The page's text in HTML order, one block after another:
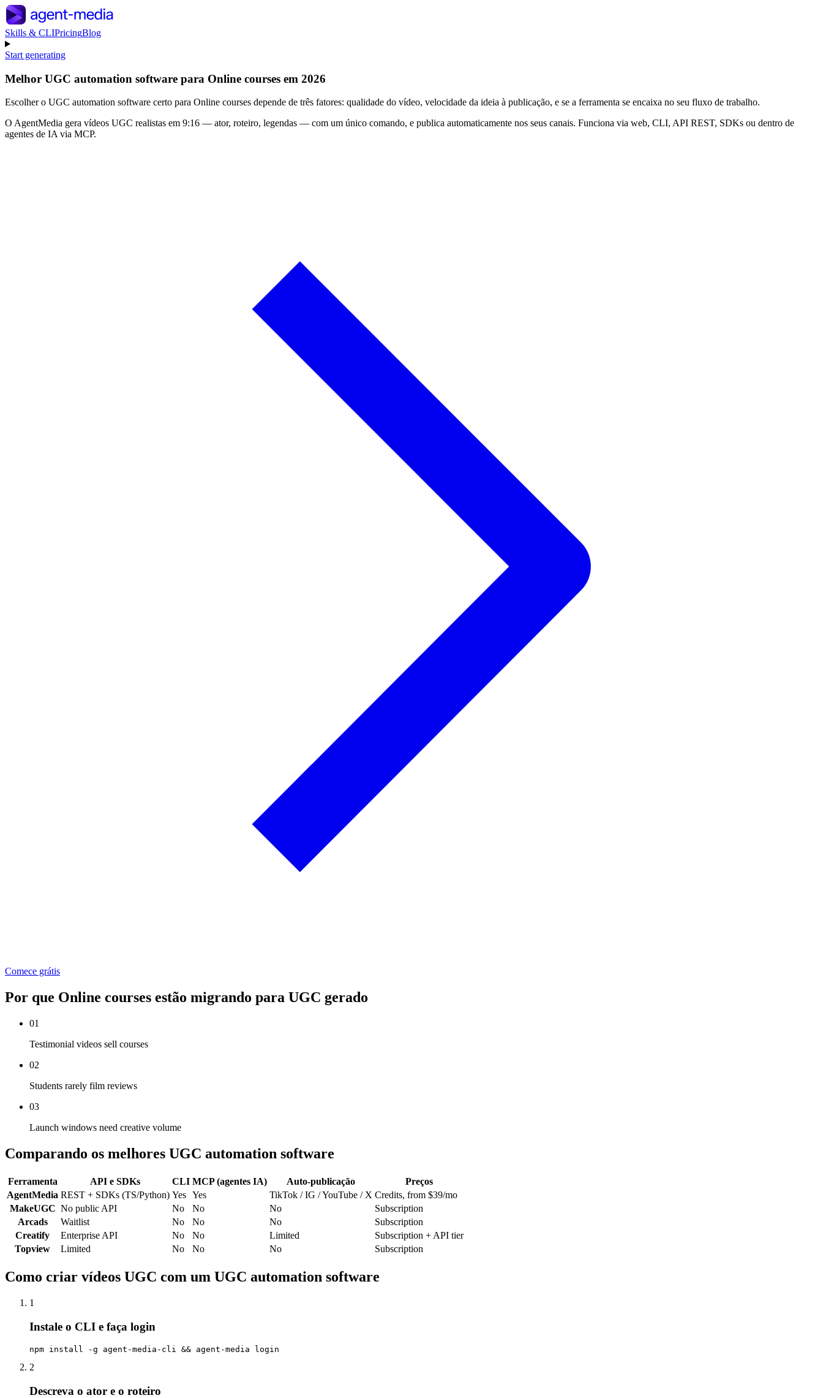
Skills & CLIPricingBlog
Start generating
Melhor UGC automation software para Online courses em 2026
Escolher o UGC automation software certo para Online courses depende de três fatores: qualidade do vídeo, velocidade da ideia à publicação, e se a ferramenta se encaixa no seu fluxo de trabalho.
O AgentMedia gera vídeos UGC realistas em 9:16 — ator, roteiro, legendas — com um único comando, e publica automaticamente nos seus canais. Funciona via web, CLI, API REST, SDKs ou dentro de
agentes de IA via MCP.
Comece grátis
Por que Online courses estão migrando para UGC gerado
01
Testimonial videos sell courses
02
Students rarely film reviews
03
Launch windows need creative volume
Comparando os melhores UGC automation software
Ferramenta API e SDKs CLI MCP (agentes IA) Auto-publicação
Preços
AgentMedia REST + SDKs (TS/Python) Yes Yes TikTok / IG / YouTube / X Credits, from $39/mo
MakeUGC No public API No No No
Subscription
Arcads
Waitlist No No No
Subscription
Creatify
Enterprise API No No Limited
Subscription + API tier
Topview
Limited No No No Subscription
Como criar vídeos UGC com um UGC automation software
1
Instale o CLI e faça login
npm install -g agent-media-cli && agent-media login
2
Descreva o ator e o roteiro